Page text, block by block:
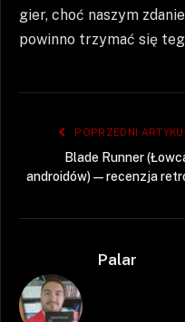
gier, choć naszym
powinno trzymać się
POPRZEDNI
Blade Runner
androidów) — recenzja
Palar